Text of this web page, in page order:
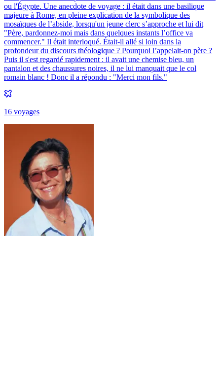
ou l'Égypte. Une anecdote de voyage : il était dans une basilique
majeure à Rome, en pleine explication de la symbolique des
mosaïques de l’abside, lorsqu'un jeune clerc s’approche et lui dit
"Père, pardonnez-moi mais dans quelques instants l’office va
commencer." Il était interloqué. Était-il allé si loin dans la
profondeur du discours théologique ? Pourquoi l’appelait-on père ?
Puis il s'est regardé rapidement : il avait une chemise bleu, un
pantalon et des chaussures noires, il ne lui manquait que le col
romain blanc ! Donc il a répondu : "Merci mon fils."
16 voyages